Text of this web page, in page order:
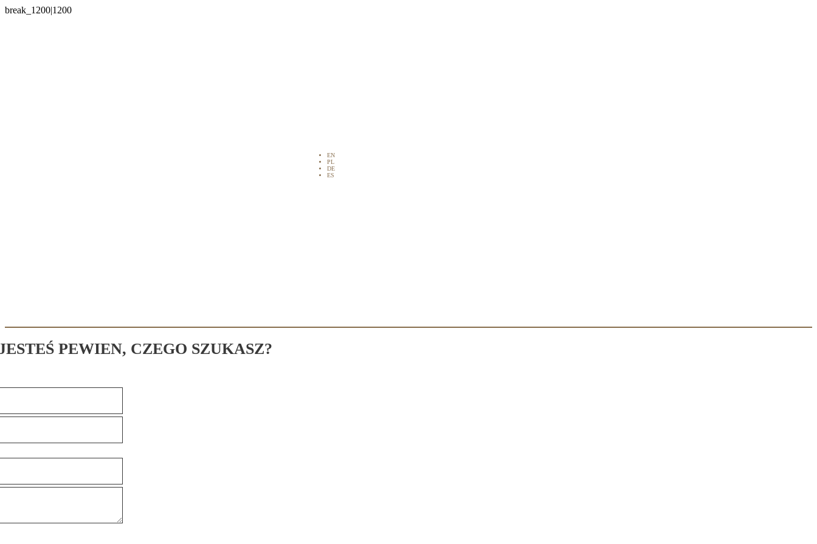
EN
PL
DE
ES
PEWIEN, CZEGO SZUKASZ?